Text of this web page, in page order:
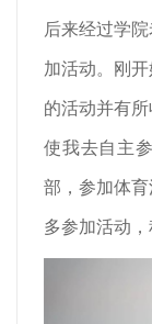
后来经过学
加活动。刚
的活动并有
使我去自主
部，参加体育
多参加活动，